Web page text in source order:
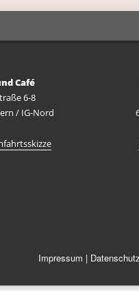
Café
6-8
/ IG-Nord
Impressum | Datenschutz